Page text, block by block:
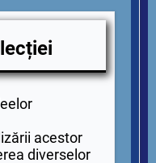
acestor
diverselor